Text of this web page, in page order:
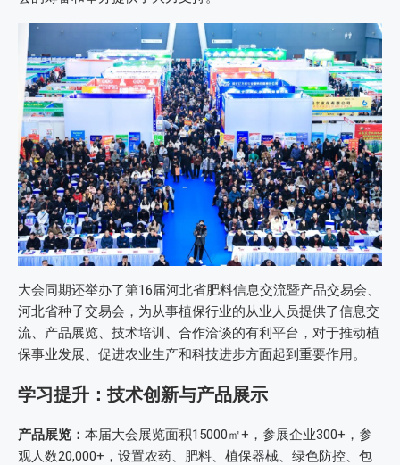
大会同期还举办了第16届河北省肥料信息交流暨产品交易会、
河北省种子交易会，为从事植保行业的从业人员提供了信息交
流、产品展览、技术培训、合作洽谈的有利平台，对于推动植
保事业发展、促进农业生产和科技进步方面起到重要作用。
学习提升：技术创新与产品展示
产品展览： 本届大会展览面积15000㎡+，参展企业300+，参
观人数20,000+，设置农药、肥料、植保器械、绿色防控、包